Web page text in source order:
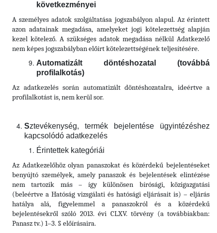
következményei
A személyes adatok szolgáltatása jogszabályon alapul. Az érintett
azon adatainak megadása, amelyeket jogi kötelezettség alapján
kezel kötelező. A szükséges adatok megadása nélkül Adatkezelő
nem képes jogszabályban előírt kötelezettségének teljesítésére.
Automatizált döntéshozatal (továbbá
profilalkotás)
Az adatkezelés során automatizált döntéshozatalra, ideértve a
profilalkotást is, nem kerül sor.
Sztevékenység, termék bejelentése ügyintézéshez
kapcsolódó adatkezelés
Érintettek kategóriái
Az Adatkezelőhöz olyan panaszokat és közérdekű bejelentéseket
benyújtó személyek, amely panaszok és bejelentések elintézése
nem tartozik más – így különösen bírósági, közigazgatási
(beleértve a Hatóság vizsgálati és hatósági eljárásait is) – eljárás
hatálya alá, figyelemmel a panaszokról és a közérdekű
bejelentésekről szóló 2013. évi CLXV. törvény (a továbbiakban:
Panasz tv.) 1–3. § előírásaira.